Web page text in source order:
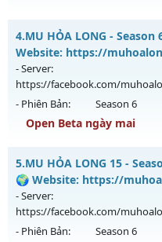
Kiểu reset: Non Reset
Thể loại: Mu Nguyên bản
Antihack: XShield
Dragon Season 6.3 - Sever
Mu mới ra tháng 08 2026 -
ngày 04/08/2626
Exp: 500x - Drop: 20%
Kiểu reset: Reset In Game
Antihack: Antihack
4.MU HỎA LONG -
Website: https://
- Server:
https://facebook.com/
- Phiên Bản: Season 6
Open Beta ngày mai
MU HỎA LONG - 🌍
Mu mới ra tháng 08 2026 -
https://facebook.com/
10/08/2626
Exp: 9999x - Drop: 20%
5.MU HỎA LONG 15 -
🌍 Website: https://
- Server:
https://facebook.com/
- Phiên Bản: Season 6